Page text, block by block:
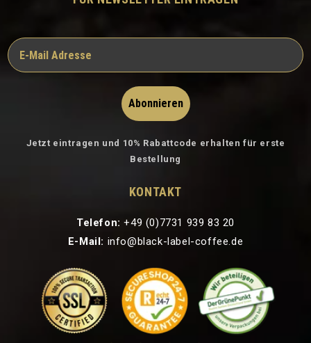
extrem geringen
Das sanfte Aroma
täglichen Genuss
Feine Noten von
dunkler Schokolade.
Abonnieren
Jetzt eintragen und 10% Rabattcode erhalten für erste
Bestellung
KONTAKT
Telefon: +49 (0)7731 939 83 20
E-Mail: info@black-label-coffee.de